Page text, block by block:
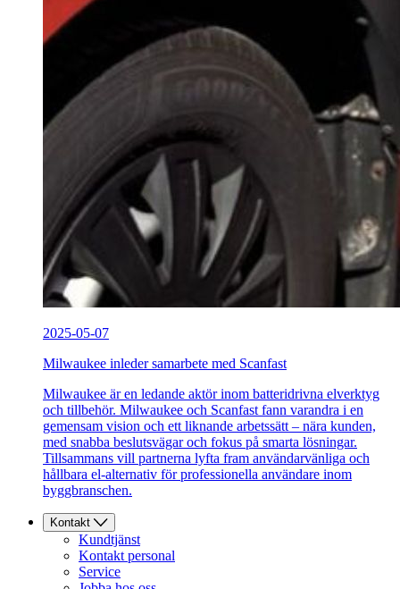
2025-05-07
Milwaukee inleder samarbete med Scanfast
Milwaukee är en ledande aktör inom batteridrivna elverktyg
och tillbehör. Milwaukee och Scanfast fann varandra i en
gemensam vision och ett liknande arbetssätt – nära kunden,
med snabba beslutsvägar och fokus på smarta lösningar.
Tillsammans vill partnerna lyfta fram användarvänliga och
hållbara el-alternativ för professionella användare inom
byggbranschen.
Kontakt
Kundtjänst
Kontakt personal
Service